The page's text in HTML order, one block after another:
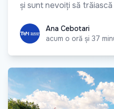
și sunt nevoiți să trăiască
Ana CebotariAna Cebotari
acum o oră și 37